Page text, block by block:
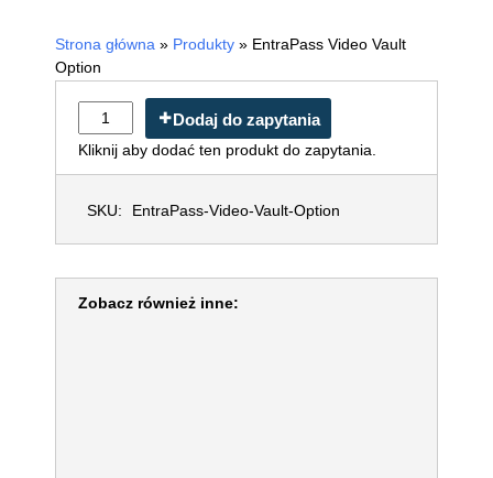
Strona główna » Produkty » EntraPass Video Vault
Option
Dodaj do zapytania
Kliknij aby dodać ten produkt do zapytania.
SKU: EntraPass-Video-Vault-Option
Zobacz również inne: